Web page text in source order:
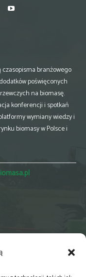
czasopisma branżowego
poświęconych
na biomasę.
konferencji i spotkań
wymiany wiedzy i
biomasy w Polsce i